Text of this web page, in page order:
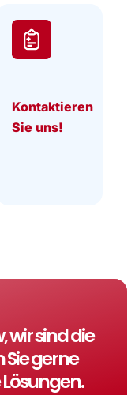
Kontaktieren
Sie uns!
wir sind die
gerne